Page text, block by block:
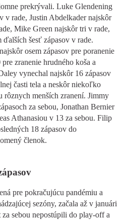
prekrývali. Luke Glendening
v rade, Justin Abdelkader najskôr
Mike Green najskôr tri v rade,
ďalších šesť zápasov v rade.
osem zápasov pre poranenie
zranenie hrudného koša a
vynechal najskôr 16 zápasov
časti tela a neskôr niekoľko
rôznych menších zranení. Jimmy
za sebou, Jonathan Bernier
Athanasiou v 13 za sebou. Filip
18 zápasov do
členok.
pre pokračujúcu pandémiu a
sezóny, začala až v januári
sebou nepostúpili do play-off a